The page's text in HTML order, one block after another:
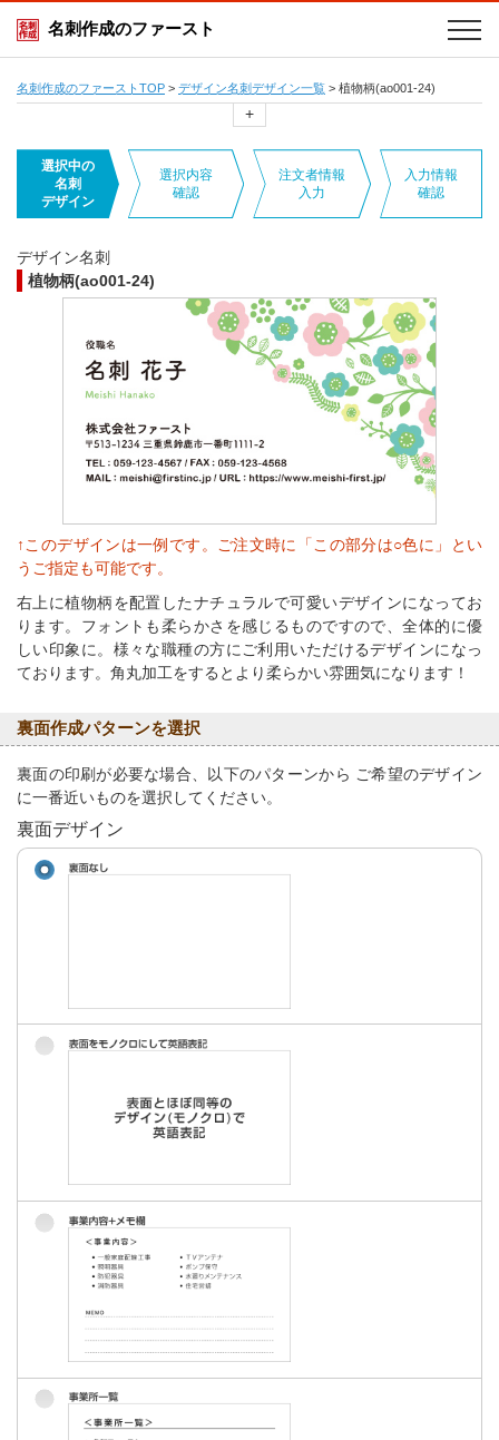
名刺作成のファースト
名刺作成のファーストTOP > デザイン名刺デザイン一覧 > 植物柄(ao001-24)
+
選択中の
名刺
デザイン
選択内容
確認
注文者情報
入力
入力情報
確認
デザイン名刺
植物柄(ao001-24)
↑このデザインは一例です。ご注文時に「この部分は○色に」とい
うご指定も可能です。
右上に植物柄を配置したナチュラルで可愛いデザインになってお
ります。フォントも柔らかさを感じるものですので、全体的に優
しい印象に。様々な職種の方にご利用いただけるデザインになっ
ております。角丸加工をするとより柔らかい雰囲気になります！
裏面作成パターンを選択
裏面の印刷が必要な場合、以下のパターンから ご希望のデザイン
に一番近いものを選択してください。
裏面デザイン